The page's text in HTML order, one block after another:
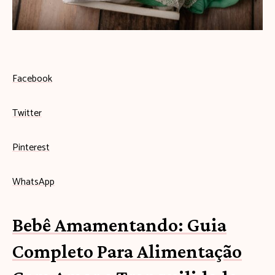
s
e
b
e
ê
c
m
e
ç
Facebook
Twitter
Pinterest
WhatsApp
Bebê Amamentando: Guia
Completo Para Alimentação